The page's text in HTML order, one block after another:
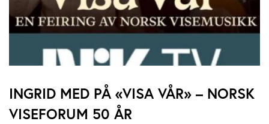
INGRID MED PÅ «VISA VÅR» – NORSK
VISEFORUM 50 ÅR